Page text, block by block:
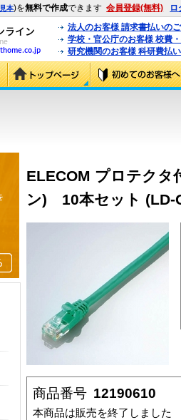
見本)を無料で作成できます 会員登録(無料) ロ
法人のお客様 請求書払いの
学校・官公庁のお客様 校費
研究機関のお客様 科研費払
ELECOM プロテクタ
ン) 10本セット (LD-
商品番号 12190610
本商品は販売を終了しました